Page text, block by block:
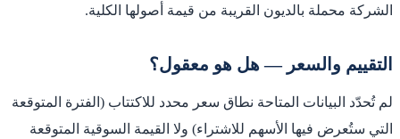
الشركة محملة بالديون القريبة من قيمة أصولها الكلية.
التقييم والسعر — هل هو معقول؟
لم تُحدّد البيانات المتاحة نطاق سعر محدد للاكتتاب (الفترة المتوقعة
التي ستُعرض فيها الأسهم للاشتراء) ولا القيمة السوقية المتوقعة